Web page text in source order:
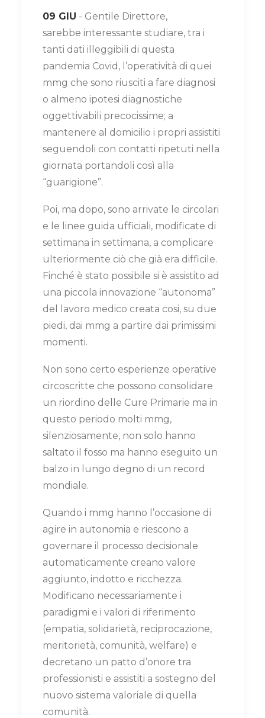
09 GIU - Gentile Direttore,
sarebbe interessante studiare, tra i
tanti dati illeggibili di questa
pandemia Covid, l’operatività di quei
mmg che sono riusciti a fare diagnosi
o almeno ipotesi diagnostiche
oggettivabili precocissime; a
mantenere al domicilio i propri assistiti
seguendoli con contatti ripetuti nella
giornata portandoli così alla
“guarigione”.
Poi, ma dopo, sono arrivate le circolari
e le linee guida ufficiali, modificate di
settimana in settimana, a complicare
ulteriormente ciò che già era difficile.
Finché è stato possibile si è assistito ad
una piccola innovazione “autonoma”
del lavoro medico creata cosi, su due
piedi, dai mmg a partire dai primissimi
momenti.
Non sono certo esperienze operative
circoscritte che possono consolidare
un riordino delle Cure Primarie ma in
questo periodo molti mmg,
silenziosamente, non solo hanno
saltato il fosso ma hanno eseguito un
balzo in lungo degno di un record
mondiale.
Quando i mmg hanno l’occasione di
agire in autonomia e riescono a
governare il processo decisionale
automaticamente creano valore
aggiunto, indotto e ricchezza.
Modificano necessariamente i
paradigmi e i valori di riferimento
(empatia, solidarietà, reciprocazione,
meritorietà, comunità, welfare) e
decretano un patto d’onore tra
professionisti e assistiti a sostegno del
nuovo sistema valoriale di quella
comunità.